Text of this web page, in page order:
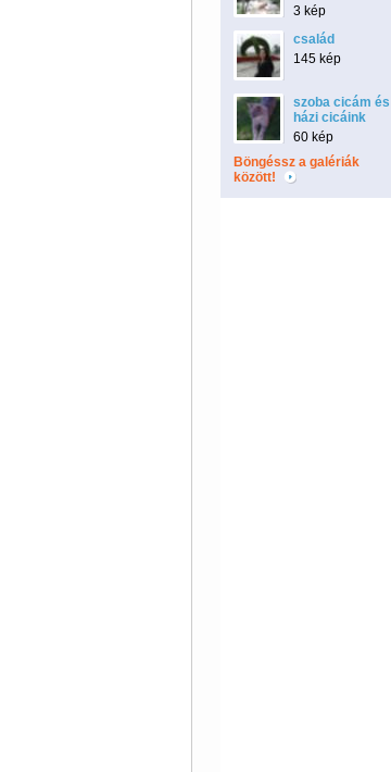
3 kép
család
145 kép
szoba cicám és
házi cicáink
60 kép
Böngéssz a galériák
között!